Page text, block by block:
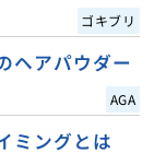
ゴキブリ
ヘアパウダー
AGA
ミングとは